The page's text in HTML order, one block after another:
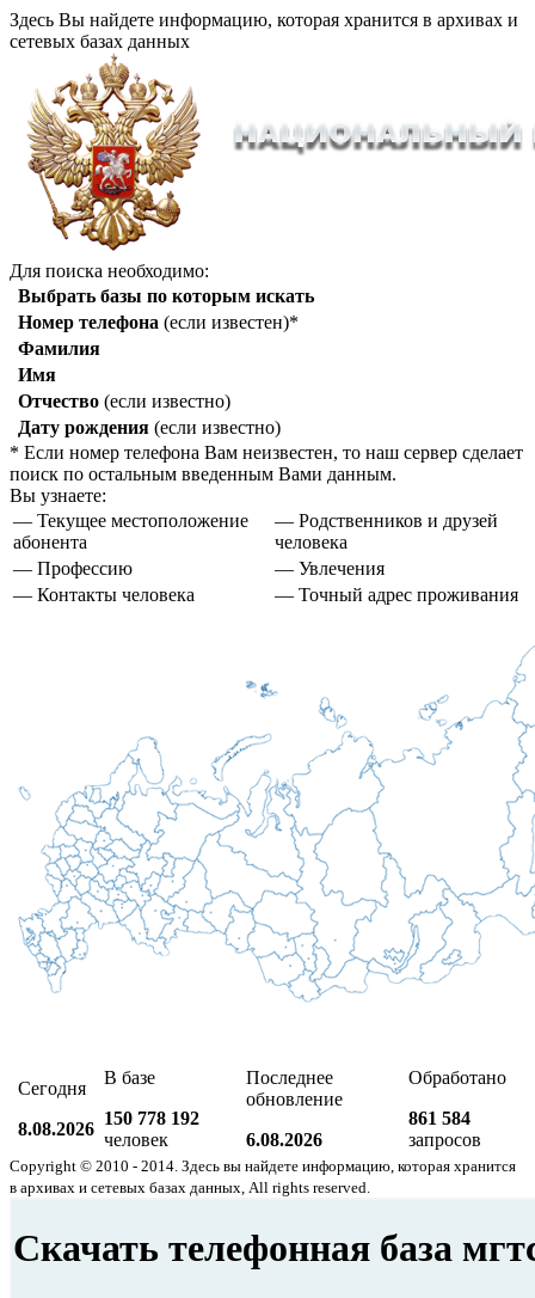
Здесь Вы найдете информацию, которая хранится в архивах и
сетевых базах данных
Для поиска необходимо:
Выбрать базы по которым искать
Номер телефона (если известен)*
Фамилия
Имя
Отчество (если известно)
Дату рождения (если известно)
* Если номер телефона Вам неизвестен, то наш сервер сделает
поиск по остальным введенным Вами данным.
Вы узнаете:
— Текущее местоположение
абонента
— Родственников и друзей
человека
— Профессию
— Увлечения
— Контакты человека
— Точный адрес проживания
Сегодня
8.08.2026
В базе
150 778 192
человек
Последнее
обновление
6.08.2026
Обработано
861 584
запросов
Copyright © 2010 - 2014. Здесь вы найдете информацию, которая хранится
в архивах и сетевых базах данных, All rights reserved.
Скачать телефонная база